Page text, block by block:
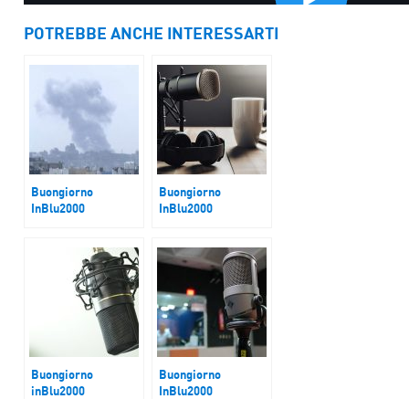
POTREBBE ANCHE INTERESSARTI
Buongiorno
InBlu2000
Buongiorno
InBlu2000
Buongiorno
inBlu2000
Buongiorno
InBlu2000